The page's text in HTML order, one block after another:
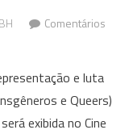
Comentários
e luta
e Queers)
exibida no Cine